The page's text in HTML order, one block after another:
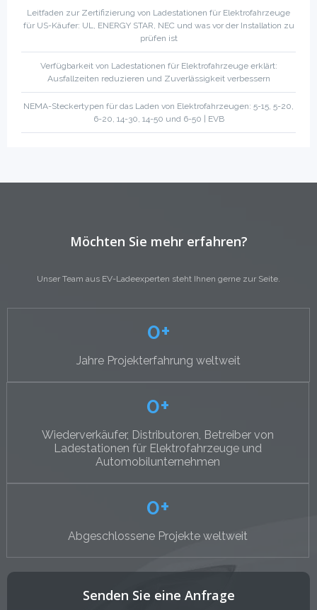
Leitfaden zur Zertifizierung von Ladestationen für Elektrofahrzeuge
für US-Käufer: UL, ENERGY STAR, NEC und was vor der Installation zu
prüfen ist
Verfügbarkeit von Ladestationen für Elektrofahrzeuge erklärt:
Ausfallzeiten reduzieren und Zuverlässigkeit verbessern
NEMA-Steckertypen für das Laden von Elektrofahrzeugen: 5-15, 5-20,
6-20, 14-30, 14-50 und 6-50 | EVB
Möchten Sie mehr erfahren?
Unser Team aus EV-Ladeexperten steht Ihnen gerne zur Seite.
0+
Jahre Projekterfahrung weltweit
0+
Wiederverkäufer, Distributoren, Betreiber von
Ladestationen für Elektrofahrzeuge und
Automobilunternehmen
0+
Abgeschlossene Projekte weltweit
Senden Sie eine Anfrage